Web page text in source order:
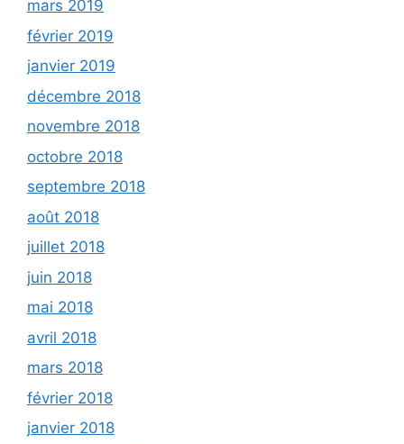
mars 2019
février 2019
janvier 2019
décembre 2018
novembre 2018
octobre 2018
septembre 2018
août 2018
juillet 2018
juin 2018
mai 2018
avril 2018
mars 2018
février 2018
janvier 2018